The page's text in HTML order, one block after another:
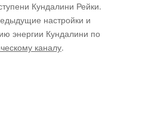
Кундалини Рейки.
настройки и
энергии Кундалини по
каналу.